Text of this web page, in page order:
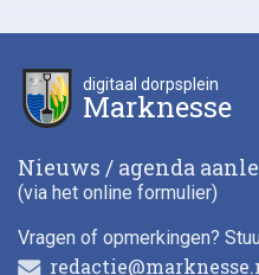
digitaal dorpsplein
Marknesse
Nieuws / agenda
(via het online formulier)
Vragen of opmerkingen?